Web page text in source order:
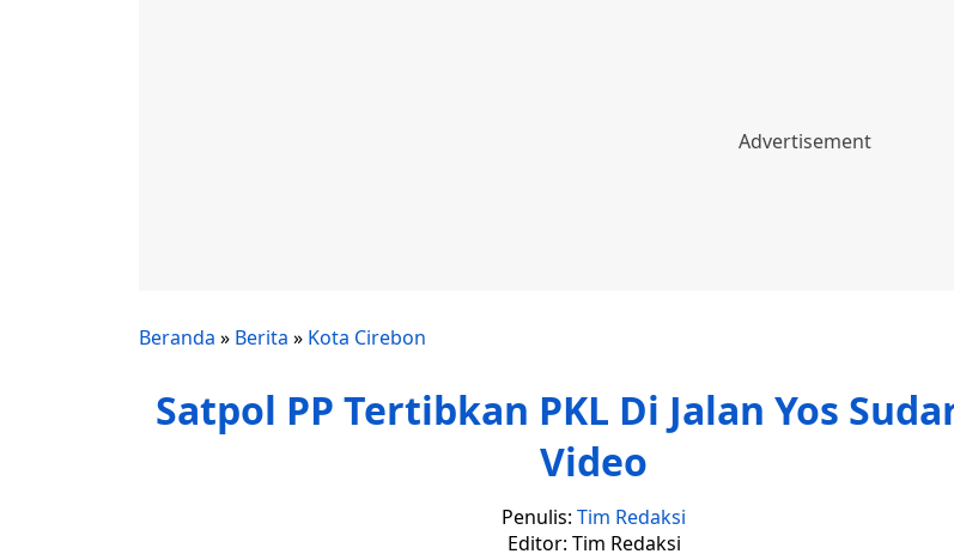
Beranda » Berita » Kota Cirebon
Satpol PP Tertibkan PKL Di Jalan Yos
Video
Penulis: Tim Redaksi
Editor: Tim Redaksi